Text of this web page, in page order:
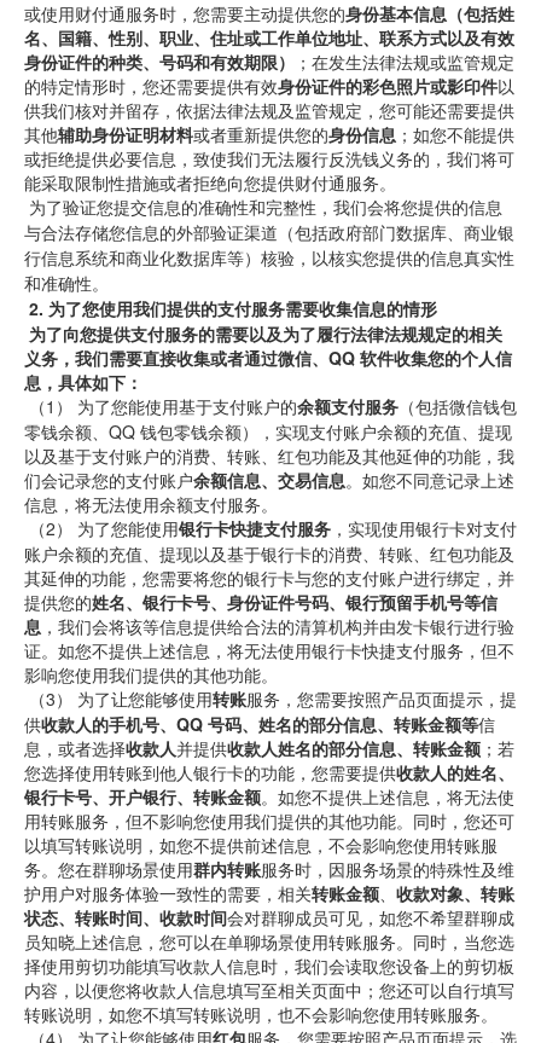
或使用财付通服务时，您需要主动提供您的身份基本信息（包括姓
名、国籍、性别、职业、住址或工作单位地址、联系方式以及有效
身份证件的种类、号码和有效期限）
；在发生法律法规或监管规定
的特定情形时，您还需要提供有效身份证件的彩色照片或影印件以
供我们核对并留存，依据法律法规及监管规定，您可能还需要提供
其他辅助身份证明材料或者重新提供您的身份信息 ；如您不能提供
或拒绝提供必要信息，致使我们无法履行反洗钱义务的，我们将可
能采取限制性措施或者拒绝向您提供财付通服务。
与合法存储您信息的外部验证渠道（包括政府部门数据库、商业银
行信息系统和商业化数据库等）核验，以核实您提供的信息真实性
和准确性。
2. 为了您使用我们提供的支付服务需要收集信息的情形
为了向您提供支付服务的需要以及为了履行法律法规规定的相关
义务，我们需要直接收集或者通过微信、QQ 软件收集您的个人信
息，具体如下：
（1） 为了您能使用基于支付账户的余额支付服务 （包括微信钱包
零钱余额、QQ 钱包零钱余额），实现支付账户余额的充值、提现
以及基于支付账户的消费、转账、红包功能及其他延伸的功能，我
们会记录您的支付账户余额信息、交易信息。如您不同意记录上述
信息，将无法使用余额支付服务。
（2） 为了您能使用银行卡快捷支付服务 ，实现使用银行卡对支付
账户余额的充值、提现以及基于银行卡的消费、转账、红包功能及
其延伸的功能，您需要将您的银行卡与您的支付账户进行绑定，并
提供您的姓名、银行卡号、身份证件号码、银行预留手机号等信
息 ，我们会将该等信息提供给合法的清算机构并由发卡银行进行验
证。如您不提供上述信息，将无法使用银行卡快捷支付服务，但不
影响您使用我们提供的其他功能。
（3） 为了让您能够使用转账服务，您需要按照产品页面提示，提
供收款人的手机号、QQ 号码、姓名的部分信息、转账金额等信
息，或者选择收款人并提供收款人姓名的部分信息、转账金额 ；若
您选择使用转账到他人银行卡的功能，您需要提供收款人的姓名、
银行卡号、开户银行、转账金额。如您不提供上述信息，将无法使
用转账服务，但不影响您使用我们提供的其他功能。同时，您还可
以填写转账说明，如您不提供前述信息，不会影响您使用转账服
务。您在群聊场景使用群内转账服务时，因服务场景的特殊性及维
护用户对服务体验一致性的需要，相关转账金额、 收款对象、转账
状态、转账时间、收款时间会对群聊成员可见，如您不希望群聊成
员知晓上述信息，您可以在单聊场景使用转账服务。同时，当您选
择使用剪切功能填写收款人信息时，我们会读取您设备上的剪切板
内容，以便您将收款人信息填写至相关页面中；您还可以自行填写
转账说明，如您不填写转账说明，也不会影响您使用转账服务。
（4） 为了让您能够使用红包服务，您需要按照产品页面提示，选